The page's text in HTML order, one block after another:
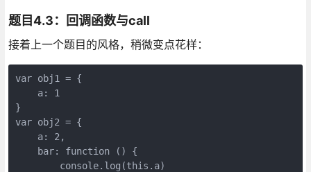
题目4.3：回调函数与call
接着上一个题目的风格，稍微变点花样：
var obj1 = {
    a: 1
}
var obj2 = {
    a: 2,
    bar: function () {
        console.log(this.a)